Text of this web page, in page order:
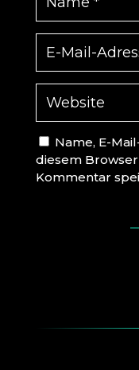
Name, E-
diesem
Kommentar